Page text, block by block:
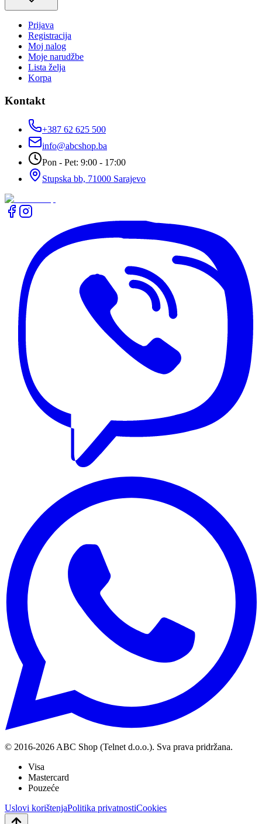
Prijava
Registracija
Moj nalog
Moje narudžbe
Lista želja
Korpa
Kontakt
+387 62 625 500
info@abcshop.ba
Pon - Pet: 9:00 - 17:00
Stupska bb, 71000 Sarajevo
© 2016-2026 ABC Shop (Telnet d.o.o.). Sva prava pridržana.
Visa
Mastercard
Pouzeće
Uslovi korištenjaPolitika privatnostiCookies